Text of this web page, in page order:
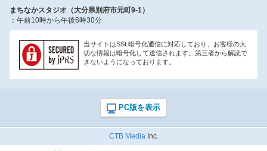
まちなかスタジオ（大分県別府市元町9-1）
：午前10時から午後6時30分
当サイトはSSL暗号化通信に対応しており、お客様の大
切な情報は暗号化して送信されます。第三者から解読で
きないようになっております。
CTB MediaInc.